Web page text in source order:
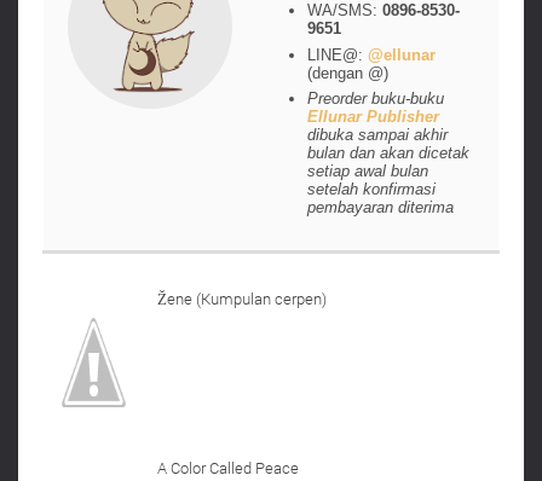
WA/SMS:0896-8530-
9651
LINE@:@ellunar
(dengan @)
Preorder buku-buku
Ellunar Publisher
dibuka sampai akhir
bulan dan akan dicetak
setiap awal bulan
setelah konfirmasi
pembayaran diterima
Žene (Kumpulan cerpen)
A Color Called Peace